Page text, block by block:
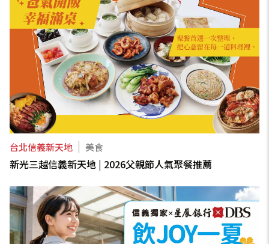
台北信義新天地 美食
新光三越信義新天地 | 2026父親節人氣聚餐推薦